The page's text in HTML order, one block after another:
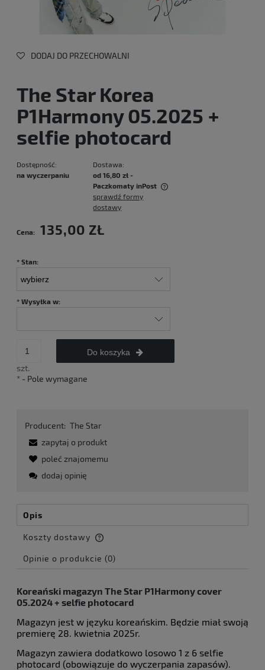
DODAJ DO PRZECHOWALNI
The Star Korea
P1Harmony 05.2025 +
selfie photocard
Dostępność:
na wyczerpaniu
Dostawa:
od 16,80 zł -
Paczkomaty inPost
Cena nie zawiera ewentualnych kosztów płatności
sprawdź formy
dostawy
Cena: 135,00 ZŁ
* Stan:
* Wysyłka w:
szt.
Do koszyka
* - Pole wymagane
Producent: The Star
zapytaj o produkt
poleć znajomemu
dodaj opinię
Opis
Koszty dostawy
Cena nie zawiera ewentualnych kosztów płatności
Opinie o produkcie (0)
Koreański magazyn The Star P1Harmony cover
05.2024 + selfie photocard
Magazyn jest w języku koreańskim. Będzie miał swoją
premierę 28. kwietnia 2025r.
Magazyn zawiera dodatkowo losowo 1 z 6 selfie
photocard (obowiązuje do wyczerpania zapasów).